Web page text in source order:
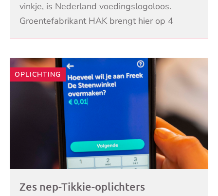
vinkje, is Nederland voedingslogoloos.
Groentefabrikant HAK brengt hier op 4
september 2019 verandering in door als
LEES VERDER
OPLICHTING
Zes nep-Tikkie-oplichters